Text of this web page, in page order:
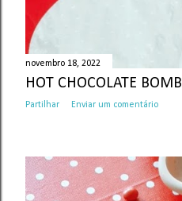
novembro 18, 2022
HOT CHOCOLATE BOMB
Partilhar Enviar um comentário